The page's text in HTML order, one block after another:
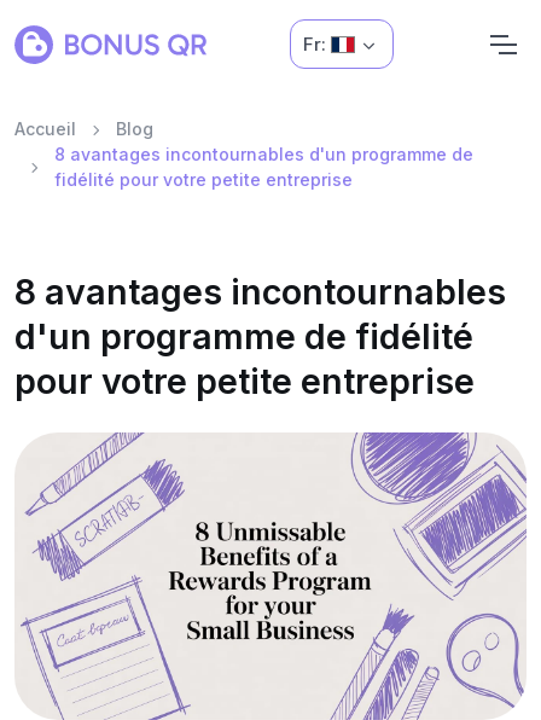
Fr:
Accueil
Blog
8 avantages incontournables d'un programme de
fidélité pour votre petite entreprise
8 avantages incontournables
d'un programme de fidélité
pour votre petite entreprise